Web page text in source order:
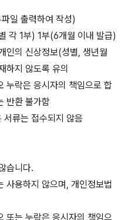
일 출력하여 작성)
각 1부) 1부(6개월 이내 발급)
인의 신상정보(성별, 생년월
하지 않도록 유의
누락은 응시자의 책임으로 합
반환 불가함
류는 접수되지 않음
습니다.
사용하지 않으며, 개인정보법
또는 누락은 응시자의 책임으